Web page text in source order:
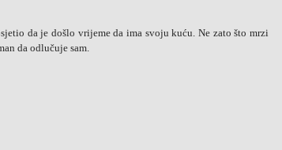
da je došlo vrijeme da ima svoju kuću. Ne zato što mrzi
da odlučuje sam.